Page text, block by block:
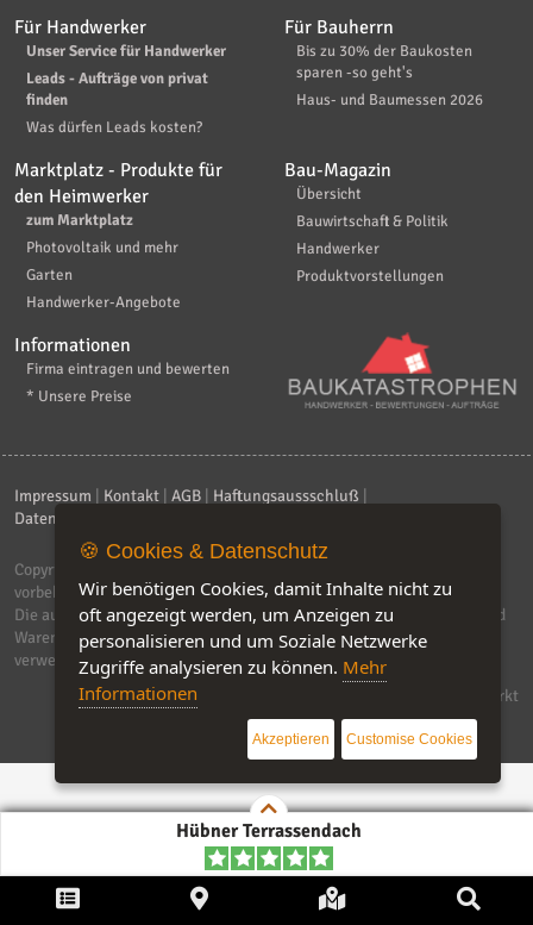
Hübner Terrassendach
Für Handwerker
Unser Service für Handwerker
Leads - Aufträge von privat
finden
Was dürfen Leads kosten?
Für Bauherrn
Bis zu 30% der Baukosten
sparen -so geht's
Haus- und Baumessen 2026
Marktplatz - Produkte für
den Heimwerker
zum Marktplatz
Photovoltaik und mehr
Garten
Handwerker-Angebote
Bau-Magazin
Übersicht
Bauwirtschaft & Politik
Handwerker
Produktvorstellungen
Informationen
Firma eintragen und bewerten
* Unsere Preise
Impressum Kontakt AGB Haftungsaussschluß
Datenschutzerklärung
Copyright © 2026
vorbehalten.
Die auf dieser Seite verwendeten Produktbezeichnungen, Namen und
Warenzeichen sind Eigentum der jeweiligen Firmen. Unser Portal
verwendet Affiliat-Links, für dir wir Geld erhalten.
Software by IQ-Markt
🍪 Cookies & Datenschutz
Wir benötigen Cookies, damit Inhalte nicht zu
oft angezeigt werden, um Anzeigen zu
personalisieren und um Soziale Netzwerke
Zugriffe analysieren zu können. Mehr
Informationen
Akzeptieren Customise Cookies